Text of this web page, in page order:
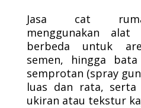
Jasa cat
menggunakan
berbeda untuk
semen, hingga bata
semprotan (spray
luas dan rata,
ukiran atau tekstur